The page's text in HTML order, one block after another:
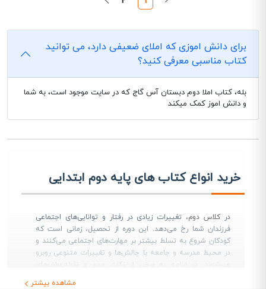
برای دانش اموزی که املای ضعیفی دارد، می توانید
کتاب مناسبی معرفی کنید؟
بله، کتاب املا دوم دبستان آس گاج که در سایت موجود است، به شما
و دانش اموز کمک میکند
خرید انواع کتاب های پایه دوم ابتدایی
درکلاس دوم، تغییرات زیادی در رفتار و توانایی‌های اجتماعی
فرزندان شما رخ می‌دهد. این دوره از تحصیل، زمانی است که
کودکان شروع به تسلط بیشتر بر مهارت‌های اجتماعی می‌کنند و
در محیط مدرسه و جامعه با چالش‌ها و تغییرات متنوعی روبرو
مشاهده بیشتر